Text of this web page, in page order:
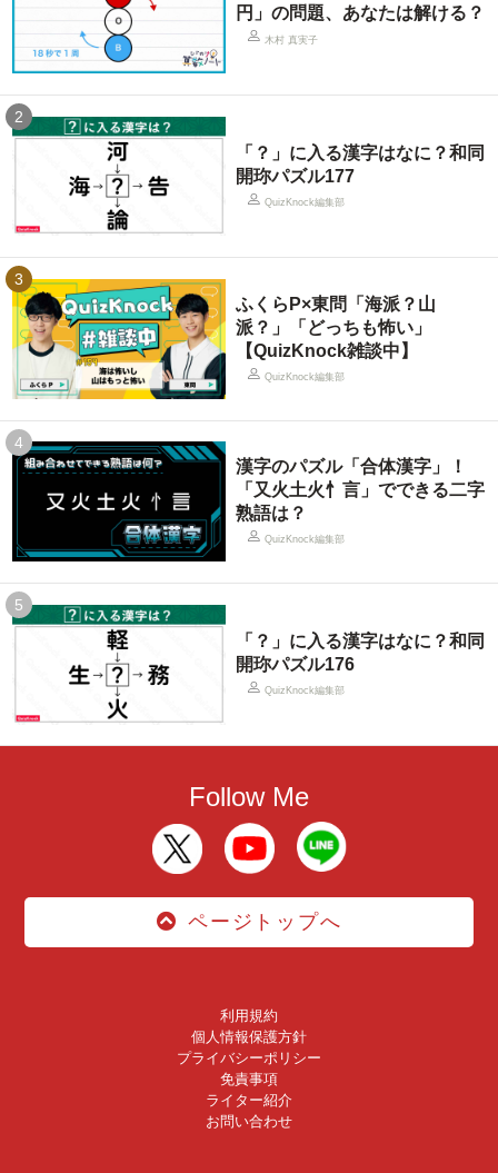
円」の問題、あなたは解ける？
木村 真実子
2
「？」に入る漢字はなに？和同
開珎パズル177
QuizKnock編集部
3
ふくらP×東問「海派？山
派？」「どっちも怖い」
【QuizKnock雑談中】
QuizKnock編集部
4
漢字のパズル「合体漢字」！
「又火土火忄言」でできる二字
熟語は？
QuizKnock編集部
5
「？」に入る漢字はなに？和同
開珎パズル176
QuizKnock編集部
Follow Me
ページトップへ
利用規約
個人情報保護方針
プライバシーポリシー
免責事項
ライター紹介
お問い合わせ